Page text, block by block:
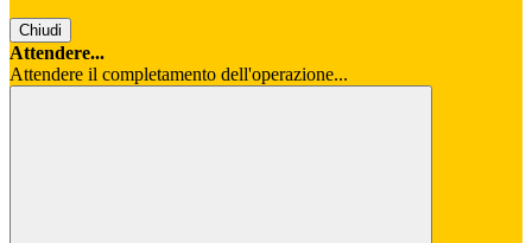
Chiudi
Attendere...
Attendere il completamento dell'operazione...